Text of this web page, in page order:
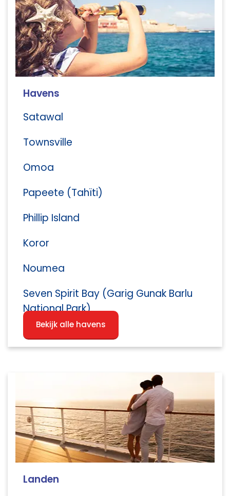
Havens
Satawal
Townsville
Omoa
Papeete (Tahïti)
Phillip Island
Koror
Noumea
Seven Spirit Bay (Garig Gunak Barlu
National Park)
Bekijk alle havens
Landen